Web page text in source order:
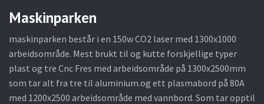
Maskinparken
maskinparken består i en 150w CO2 laser med 1300x1000
arbeidsområde. Mest brukt til og kutte forskjellige typer
plast og tre Cnc Fres med arbeidsområde på 1300x2500mm
som tar alt fra tre til aluminium.og ett plasmabord på 80A
med 1200x2500 arbeidsområde med vannbord. Som tar opptil